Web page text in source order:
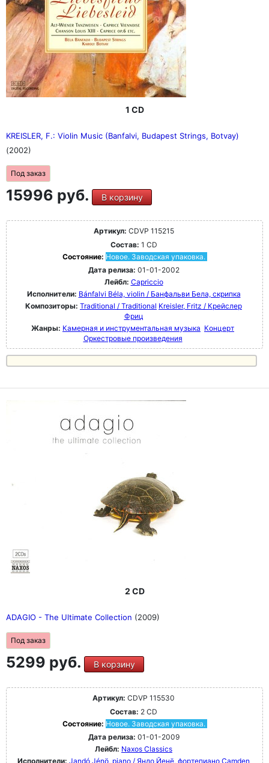
1 CD
KREISLER, F.: Violin Music (Banfalvi, Budapest Strings, Botvay)
(2002)
Под заказ
15996 руб. В корзину
Артикул: CDVP 115215
Состав: 1 CD
Состояние: Новое. Заводская упаковка.
Дата релиза: 01-01-2002
Лейбл: Capriccio
Исполнители: Bánfalvi Béla, violin / Банфальви Бела, скрипка
Композиторы: Traditional / Traditional Kreisler, Fritz / Крейслер
Фриц
Жанры: Камерная и инструментальная музыка Концерт
Оркестровые произведения
2 CD
ADAGIO - The Ultimate Collection (2009)
Под заказ
5299 руб. В корзину
Артикул: CDVP 115530
Состав: 2 CD
Состояние: Новое. Заводская упаковка.
Дата релиза: 01-01-2009
Лейбл: Naxos Classics
Исполнители: Jandó Jénö, piano / Яндо Йенё, фортепиано Camden